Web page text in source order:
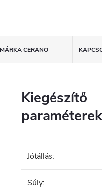
MÁRKACERANO
Kiegészítő
paraméterek
Jótállás:
Súly: